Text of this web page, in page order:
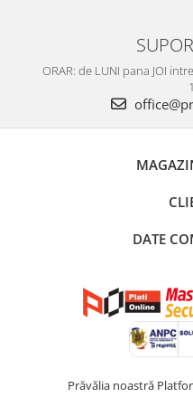
ORAR: de LUNI pana JOI
DATE
Prăvălia noastră